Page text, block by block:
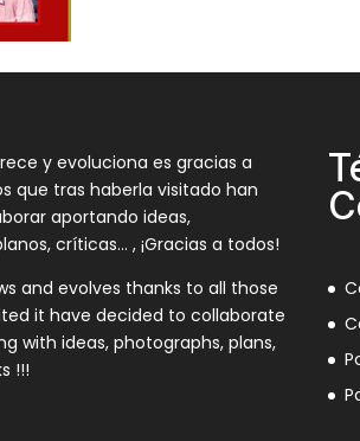
y evoluciona es gracias a
que tras haberla visitado han
aportando ideas,
críticas… , ¡Gracias a todos!
and evolves thanks to all those
it have decided to collaborate
with ideas, photographs, plans,
!!!